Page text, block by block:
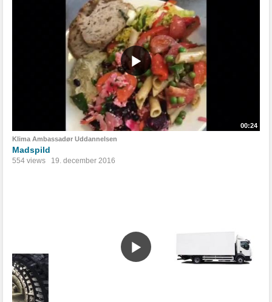
00:24
Klima Ambassadør Uddannelsen
Madspild
554 views 19. december 2016